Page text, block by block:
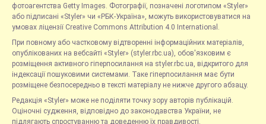
фотоагентства Getty Images. Фотографії, позначені логотипом «Styler»
або підписані «Styler» чи «РБК-Україна», можуть використовуватися на
умовах ліцензії Creative Commons Attribution 4.0 International.
При повному або частковому відтворенні інформаційних матеріалів,
опублікованих на вебсайті «Styler» (styler.rbc.ua), обов'язковим є
розміщення активного гіперпосилання на styler.rbc.ua, відкритого для
індексації пошуковими системами. Таке гіперпосилання має бути
розміщене безпосередньо в тексті матеріалу не нижче другого абзацу.
Редакція «Styler» може не поділяти точку зору авторів публікацій.
Оціночні судження, відповідно до законодавства України, не
підлягають спростуванню та доведенню їх правдивості.